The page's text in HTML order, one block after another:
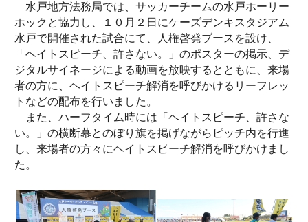
水戸地方法務局では、サッカーチームの水戸ホーリー
ホックと協力し、１０月２日にケーズデンキスタジアム
水戸で開催された試合にて、人権啓発ブースを設け、
「ヘイトスピーチ、許さない。」のポスターの掲示、デ
ジタルサイネージによる動画を放映するとともに、来場
者の方に、ヘイトスピーチ解消を呼びかけるリーフレッ
トなどの配布を行いました。
また、ハーフタイム時には「ヘイトスピーチ、許さな
い。」の横断幕とのぼり旗を掲げながらピッチ内を行進
し、来場者の方々にヘイトスピーチ解消を呼びかけまし
た。